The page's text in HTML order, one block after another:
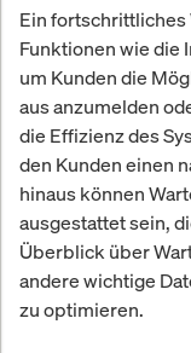
Ein fortschrittliches
Funktionen wie die
um Kunden die
aus anzumelden
die Effizienz des
den Kunden einen
hinaus können
ausgestattet sein,
Überblick über
andere wichtige
zu optimieren.